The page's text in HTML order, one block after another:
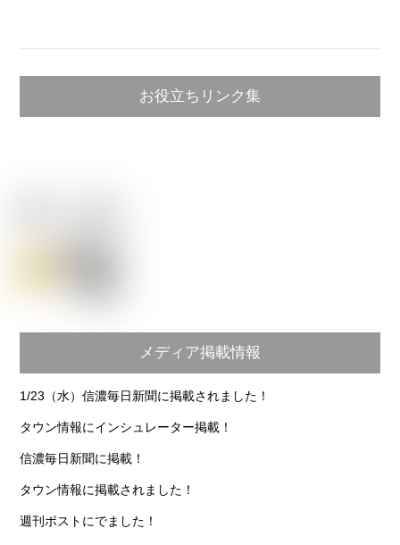
お役立ちリンク集
メディア掲載情報
1/23（水）信濃毎日新聞に掲載されました！
タウン情報にインシュレーター掲載！
信濃毎日新聞に掲載！
タウン情報に掲載されました！
週刊ポストにでました！